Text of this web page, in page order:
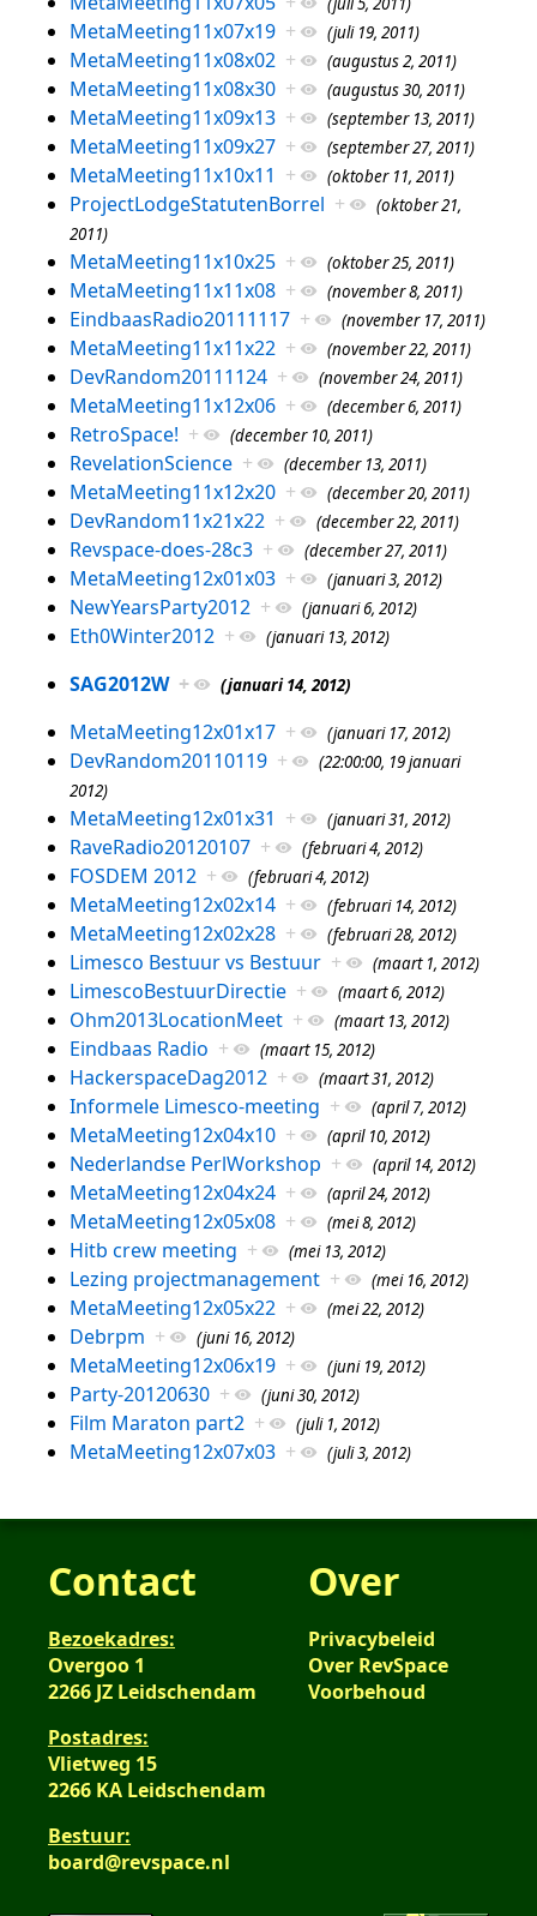
MetaMeeting11x07x19 + (juli 19, 2011)
MetaMeeting11x08x02 + (augustus 2, 2011)
MetaMeeting11x08x30 + (augustus 30, 2011)
MetaMeeting11x09x13 + (september 13, 2011)
MetaMeeting11x09x27 + (september 27, 2011)
MetaMeeting11x10x11 + (oktober 11, 2011)
ProjectLodgeStatutenBorrel +
(oktober 21,
2011)
MetaMeeting11x10x25 + (oktober 25, 2011)
MetaMeeting11x11x08 + (november 8, 2011)
EindbaasRadio20111117 + (november 17, 2011)
MetaMeeting11x11x22 + (november 22, 2011)
DevRandom20111124 + (november 24, 2011)
MetaMeeting11x12x06 + (december 6, 2011)
RetroSpace! + (december 10, 2011)
RevelationScience + (december 13, 2011)
MetaMeeting11x12x20 + (december 20, 2011)
DevRandom11x21x22 + (december 22, 2011)
Revspace-does-28c3 + (december 27, 2011)
MetaMeeting12x01x03 + (januari 3, 2012)
NewYearsParty2012 + (januari 6, 2012)
Eth0Winter2012 + (januari 13, 2012)
SAG2012W + (januari 14, 2012)
MetaMeeting12x01x17 + (januari 17, 2012)
DevRandom20110119 +
(22:00:00, 19 januari
2012)
MetaMeeting12x01x31 + (januari 31, 2012)
RaveRadio20120107 + (februari 4, 2012)
FOSDEM 2012 + (februari 4, 2012)
MetaMeeting12x02x14 + (februari 14, 2012)
MetaMeeting12x02x28 + (februari 28, 2012)
Limesco Bestuur vs Bestuur + (maart 1, 2012)
LimescoBestuurDirectie + (maart 6, 2012)
Ohm2013LocationMeet + (maart 13, 2012)
Eindbaas Radio + (maart 15, 2012)
HackerspaceDag2012 + (maart 31, 2012)
Informele Limesco-meeting + (april 7, 2012)
MetaMeeting12x04x10 + (april 10, 2012)
Nederlandse PerlWorkshop + (april 14, 2012)
MetaMeeting12x04x24 + (april 24, 2012)
MetaMeeting12x05x08 + (mei 8, 2012)
Hitb crew meeting + (mei 13, 2012)
Lezing projectmanagement + (mei 16, 2012)
MetaMeeting12x05x22 + (mei 22, 2012)
Debrpm + (juni 16, 2012)
MetaMeeting12x06x19 + (juni 19, 2012)
Party-20120630 + (juni 30, 2012)
Film Maraton part2 + (juli 1, 2012)
MetaMeeting12x07x03 + (juli 3, 2012)
Contact
Bezoekadres:
Overgoo 1
2266 JZ Leidschendam
Postadres:
Vlietweg 15
2266 KA Leidschendam
Bestuur:
board@revspace.nl
Over
Privacybeleid
Over RevSpace
Voorbehoud